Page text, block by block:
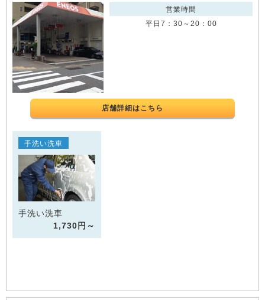
営業時間
平日7：30～20：00
店舗詳細はこちら
手洗い洗車
手洗い洗車
1,730円～